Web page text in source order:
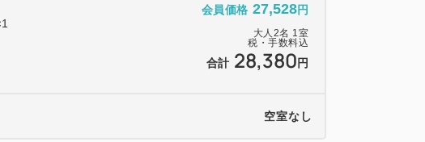
泊には、施設使用料としてお一人様一泊につき
会員価格 27,528円
大人 2名 1室
税・手数料込
合計 28,380 円
空室なし